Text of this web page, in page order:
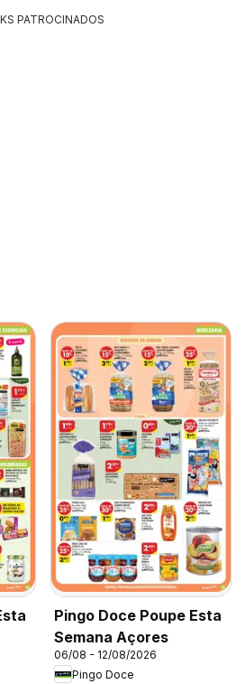
PATROCINADOS
Pingo Doce Poupe Esta
Semana Açores
06/08 - 12/08/2026
Pingo Doce